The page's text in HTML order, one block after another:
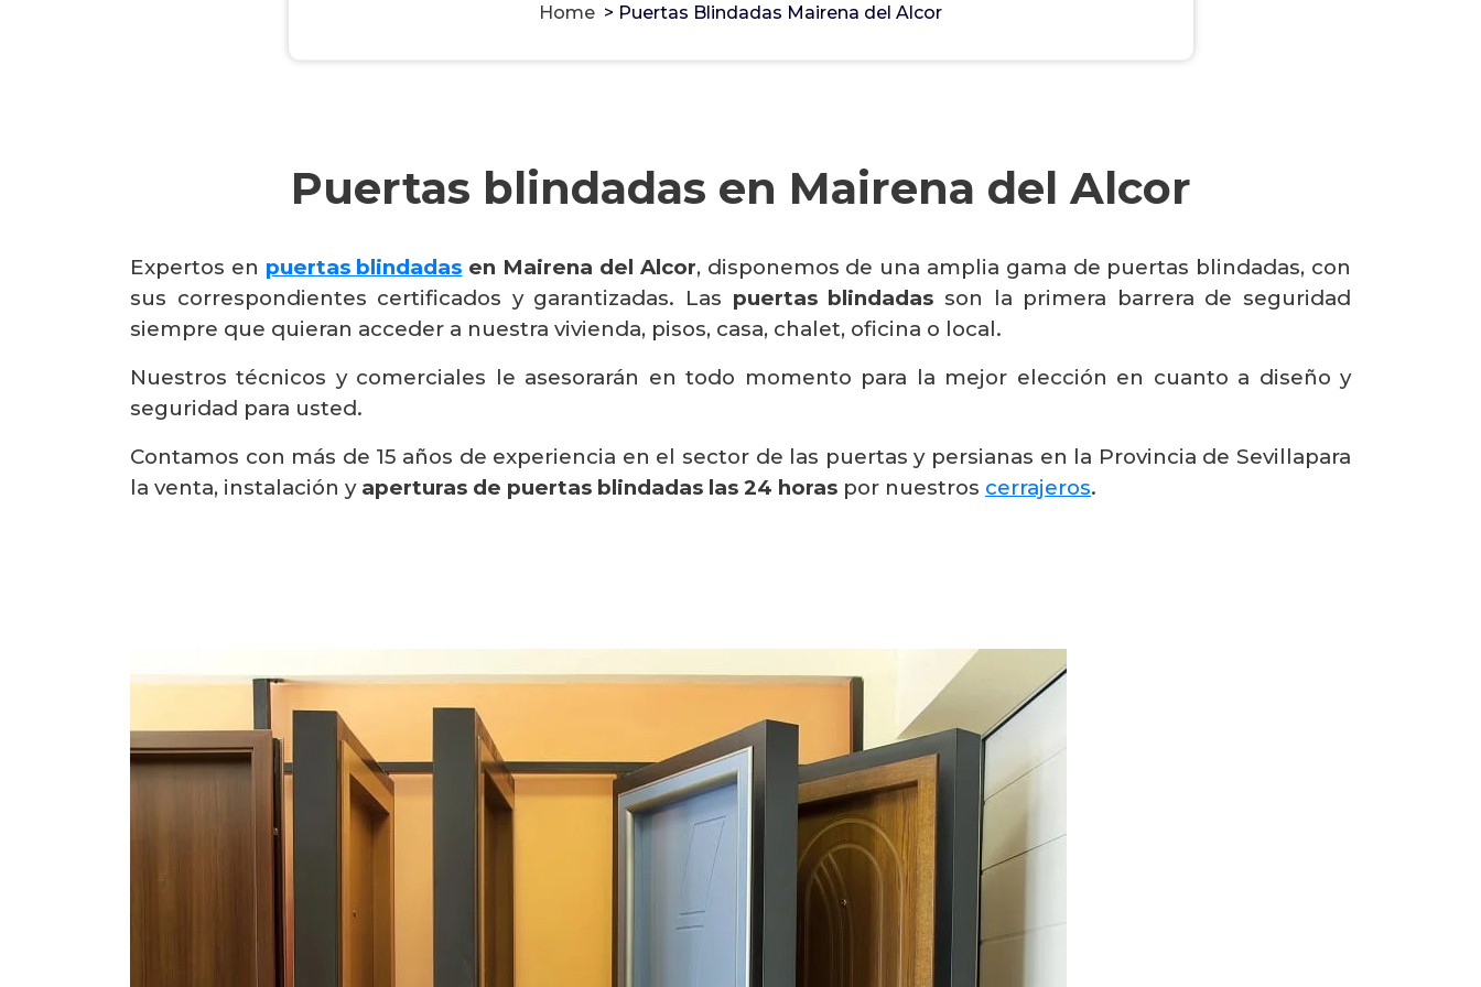
Home > Puertas Blindadas Mairena del Alcor
Puertas blindadas en Mairena del Alcor
Expertos en puertas blindadas en Mairena del Alcor, disponemos de una amplia gama de puertas blindadas, con
sus correspondientes certificados y garantizadas. Las puertas blindadas son la primera barrera de seguridad
siempre que quieran acceder a nuestra vivienda, pisos, casa, chalet, oficina o local.
Nuestros técnicos y comerciales le asesorarán en todo momento para la mejor elección en cuanto a diseño y
seguridad para usted.
Contamos con más de 15 años de experiencia en el sector de las puertas y persianas en la Provincia de Sevillapara
la venta, instalación y aperturas de puertas blindadas las 24 horas por nuestros cerrajeros.